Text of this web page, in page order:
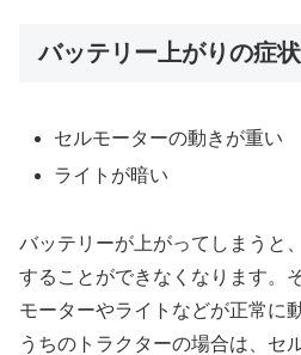
バッテリー上がりの症
セルモーターの動きが重い
ライトが暗い
バッテリーが上がってしまうと
することができなくなります。
モーターやライトなどが正常に
うちのトラクターの場合は、セ